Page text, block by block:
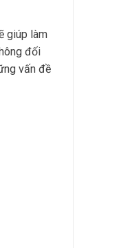
giúp làm
đối
vấn đề